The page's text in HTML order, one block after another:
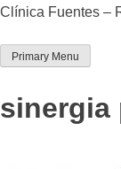
Clínica Fuentes –
Primary Menu
sinergia